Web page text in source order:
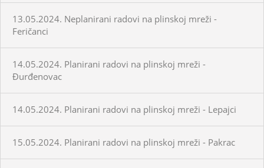
13.05.2024. Neplanirani radovi na plinskoj mreži -
Feričanci
14.05.2024. Planirani radovi na plinskoj mreži -
Đurđenovac
14.05.2024. Planirani radovi na plinskoj mreži - Lepajci
15.05.2024. Planirani radovi na plinskoj mreži - Pakrac